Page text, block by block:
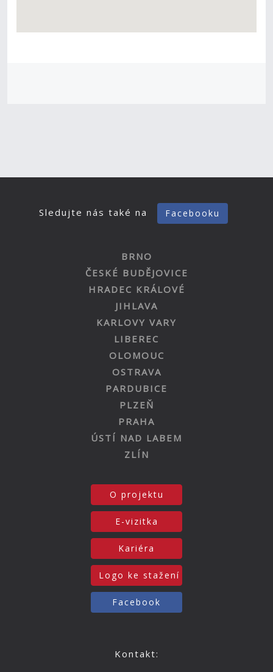
Sledujte nás také na Facebooku
BRNO
ČESKÉ BUDĚJOVICE
HRADEC KRÁLOVÉ
JIHLAVA
KARLOVY VARY
LIBEREC
OLOMOUC
OSTRAVA
PARDUBICE
PLZEŇ
PRAHA
ÚSTÍ NAD LABEM
ZLÍN
O projektu
E-vizitka
Kariéra
Logo ke stažení
Facebook
Kontakt: